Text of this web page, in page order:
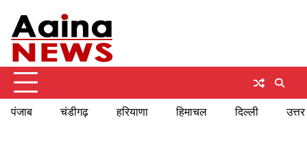
content
पंजाब चंडीगढ़ हरियाणा हिमाचल दिल्ली